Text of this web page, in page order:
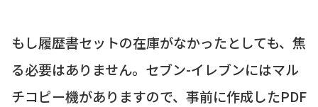
もし履歴書セットの在庫がなかったとしても、焦
る必要はありません。セブン-イレブンにはマル
チコピー機がありますので、事前に作成したPDF